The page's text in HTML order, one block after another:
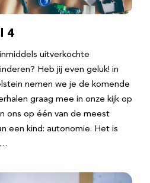
4
uitverkochte
Heb jij even geluk! in
nemen we je de komende
graag mee in onze kijk op
ons op één van de meest
een kind: autonomie. Het is